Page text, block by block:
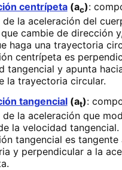
centrípeta(ac):
la aceleración del
cambie de dirección
haga una trayectoria
centrípeta es
tangencial y apunta
la trayectoria circular.
tangencial(at):
la aceleración que
la velocidad tangencial.
tangencial es tangente
y perpendicular a la